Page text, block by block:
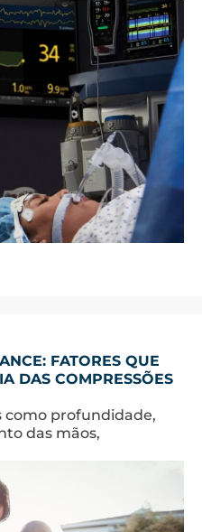
FATORES QUE
DAS COMPRESSÕES
como profundidade,
das mãos,